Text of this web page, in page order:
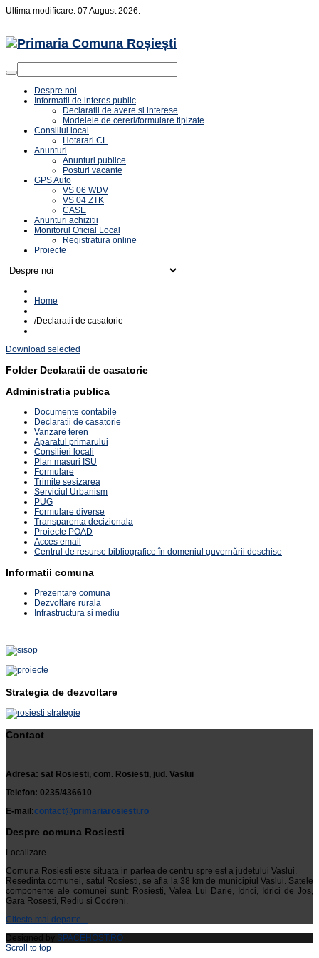
Ultima modificare: 07 August 2026.
Despre noi
Informatii de interes public
Declaratii de avere si interese
Modelele de cereri/formulare tipizate
Consiliul local
Hotarari CL
Anunturi
Anunturi publice
Posturi vacante
GPS Auto
VS 06 WDV
VS 04 ZTK
CASE
Anunturi achizitii
Monitorul Oficial Local
Registratura online
Proiecte
Home
/Declaratii de casatorie
Download selected
Folder Declaratii de casatorie
Administratia publica
Documente contabile
Declaratii de casatorie
Vanzare teren
Aparatul primarului
Consilieri locali
Plan masuri ISU
Formulare
Trimite sesizarea
Serviciul Urbanism
PUG
Formulare diverse
Transparenta decizionala
Proiecte POAD
Acces email
Centrul de resurse bibliografice în domeniul guvernării deschise
Informatii comuna
Prezentare comuna
Dezvoltare rurala
Infrastructura si mediu
Strategia de dezvoltare
Contact
Adresa: sat Rosiesti, com. Rosiesti, jud. Vaslui
Telefon: 0235/436610
E-mail:contact@primariarosiesti.ro
Despre comuna Rosiesti
Localizare
Comuna Rosiesti este situata in partea de centru spre est a judetului Vaslui.
Resedinta comunei, satul Rosiesti, se afla la 38 km de municipiul Vaslui. Satele
componente ale comunei sunt: Rosiesti, Valea Lui Darie, Idrici, Idrici de Jos,
Gara Rosesti, Rediu si Codreni.
Citeste mai departe...
Designed by SPACEHOST.RO
Scroll to top